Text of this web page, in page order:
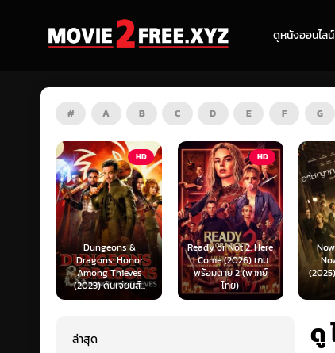
ดูหนังออนไลน์
# A B C D E F G
HD
Ready or Not 2: Here
I Come (2026) เกม
พร้อมตาย 2 (พากย์
ไทย)
HD
Now You See Me:
Now You Don’t
(2025) อาชญากลปล้น
โลก...
ทรอ
ดู
ล่าสุด